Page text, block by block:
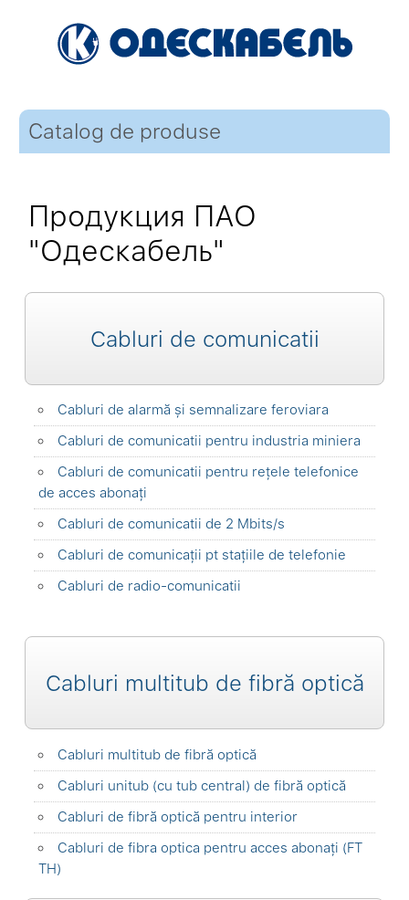
Catalog de produse
Продукция ПАО
"Одескабель"
Cabluri de comunicatii
Cabluri de alarmă și semnalizare feroviara
Cabluri de comunicatii pentru industria miniera
Cabluri de comunicatii pentru rețele telefonice
de acces abonați
Cabluri de comunicatii de 2 Mbits/s
Cabluri de comunicații pt stațiile de telefonie
Cabluri de radio-comunicatii
Cabluri multitub de fibră optică
Cabluri multitub de fibră optică
Cabluri unitub (cu tub central) de fibră optică
Cabluri de fibră optică pentru interior
Cabluri de fibra optica pentru acces abonați (FT
TH)